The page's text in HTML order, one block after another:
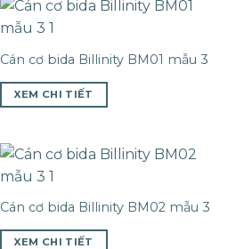
Cán cơ bida Billinity BM01 mẫu 3
XEM CHI TIẾT
Cán cơ bida Billinity BM02 mẫu 3
XEM CHI TIẾT